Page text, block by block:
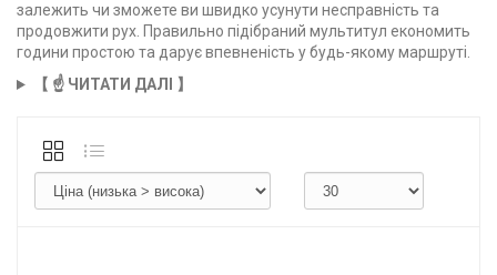
залежить чи зможете ви швидко усунути несправність та
продовжити рух. Правильно підібраний мультитул економить
години простою та дарує впевненість у будь-якому маршруті.
【 ☝️ ЧИТАТИ ДАЛІ 】